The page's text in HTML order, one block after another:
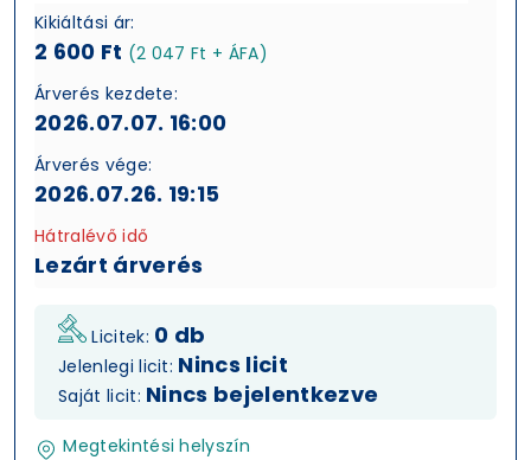
Kikiáltási ár:
2 600 Ft (2 047 Ft + ÁFA)
Árverés kezdete:
2026.07.07. 16:00
Árverés vége:
2026.07.26. 19:15
Hátralévő idő
Lezárt árverés
Licitek: 0 db
Jelenlegi licit: Nincs licit
Saját licit: Nincs bejelentkezve
Megtekintési helyszín